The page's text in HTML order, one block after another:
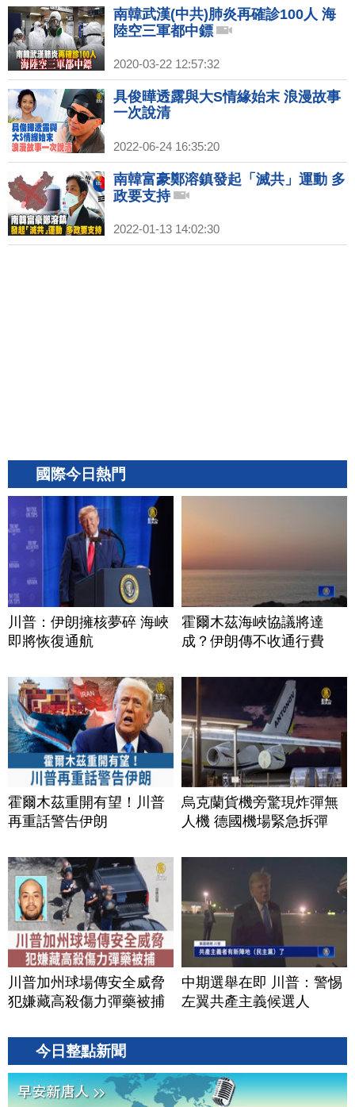
南韓武漢(中共)肺炎再確診100人 海
陸空三軍都中鏢
2020-03-22 12:57:32
具俊曄透露與大S情緣始末 浪漫故事
一次說清
2022-06-24 16:35:20
南韓富豪鄭溶鎮發起「滅共」運動 多
政要支持
2022-01-13 14:02:30
國際今日熱門
川普：伊朗擁核夢碎 海峽
即將恢復通航
霍爾木茲海峽協議將達
成？伊朗傳不收通行費
霍爾木茲重開有望！川普
再重話警告伊朗
烏克蘭貨機旁驚現炸彈無
人機 德國機場緊急拆彈
川普加州球場傳安全威脅
犯嫌藏高殺傷力彈藥被捕
中期選舉在即 川普：警惕
左翼共產主義候選人
今日整點新聞